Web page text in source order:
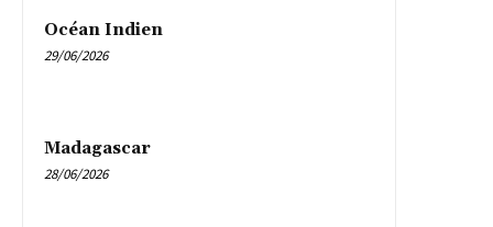
Océan Indien
29/06/2026
Madagascar
28/06/2026